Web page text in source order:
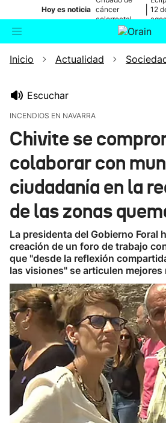
Hoy es noticia cáncer
colorrectal
12
Buscador
Ikusmiran
Eguraldia
Inicio Actualidad
Escuchar
INCENDIOS EN NAVARRA
Chivite se
colaborar con
ciudadanía en la
de las zonas
La presidenta del Gobierno Foral
creación de un foro de trabajo
que "desde la reflexión
las visiones" se articulen mejores